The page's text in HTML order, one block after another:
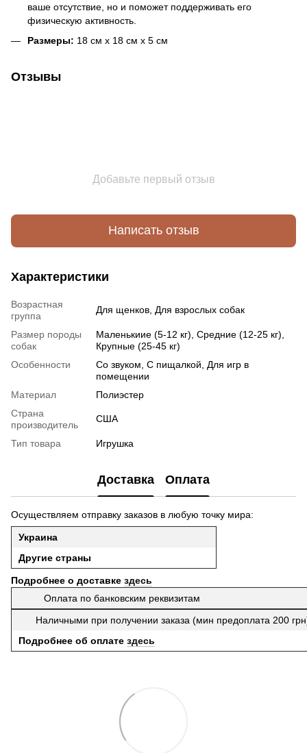
ваше отсутствие, но и поможет поддерживать его
физическую активность.
Размеры: 18 см х 18 см х 5 см
Отзывы
Добавьте первый отзыв
Написать отзыв
Характеристики
Возрастная
группа
Для щенков, Для взрослых собак
Размер породы
собак
Маленькиие (5-12 кг), Средние (12-25 кг),
Крупные (25-45 кг)
Особенности
Со звуком, С пищалкой, Для игр в
помещении
Материал
Полиэстер
Страна
производитель
США
Тип товара Игрушка
Доставка Оплата
Осуществляем отправку заказов в любую точку мира:
Украина
Другие страны
Подробнее о доставке здесь
Оплата по банковским реквизитам
Наличными при получении заказа (мин предоплата 200
Подробнее об оплате здесь